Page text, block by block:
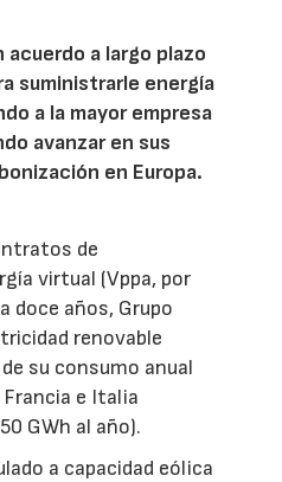
acuerdo a largo plazo
suministrarle energía
a la mayor empresa
avanzar en sus
en Europa.
de
virtual (Vppa, por
doce años, Grupo
renovable
su consumo anual
e Italia
GWh al año).
a capacidad eólica